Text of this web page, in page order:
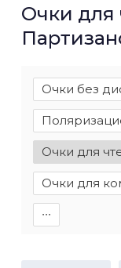
Очки для
Очки без
Очки для
Очки для
∙∙∙